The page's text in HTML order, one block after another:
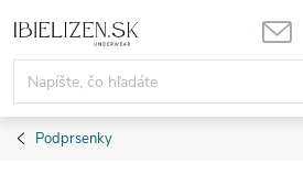
na
obsah
Podprsenky